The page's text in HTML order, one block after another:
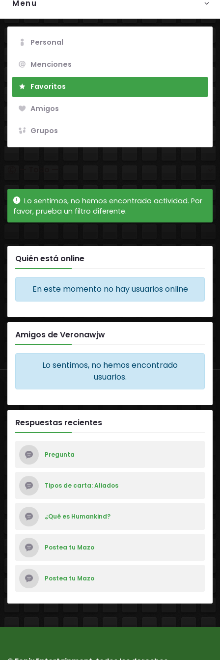
Menu
Personal
Menciones
Favoritos
Amigos
Grupos
Lo sentimos, no hemos encontrado actividad. Por
favor, prueba un filtro diferente.
Quién está online
En este momento no hay usuarios online
Amigos de Veronawjw
Lo sentimos, no hemos encontrado
usuarios.
Respuestas recientes
Pregunta
Tipos de carta: Aliados
¿Qué es Humankind?
Postea tu Mazo
Postea tu Mazo